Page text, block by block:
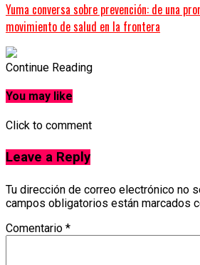
Yuma conversa sobre prevención: de una
movimiento de salud en la frontera
Continue Reading
You may like
Click to comment
Leave a Reply
Tu dirección de correo electrónico no
campos obligatorios están marcados
Comentario *